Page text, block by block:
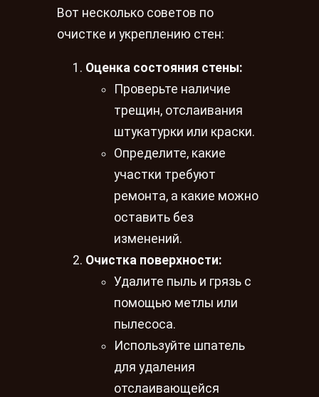
Вот несколько советов по
очистке и укреплению стен:
Оценка состояния стены:
Проверьте наличие
трещин, отслаивания
штукатурки или краски.
Определите, какие
участки требуют
ремонта, а какие можно
оставить без
изменений.
Очистка поверхности:
Удалите пыль и грязь с
помощью метлы или
пылесоса.
Используйте шпатель
для удаления
отслаивающейся